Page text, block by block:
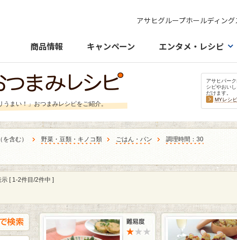
アサヒグループホールディング
商品情報 キャンペーン エンタメ・レシピ
うまい！」おつまみレシピをご紹介。
アサヒパー
シピやおい
だけます。
MYレシ
含む） 野菜・豆類・キノコ類 ごはん・パン
調理時間：30
[ 1-2件目/2件中 ]